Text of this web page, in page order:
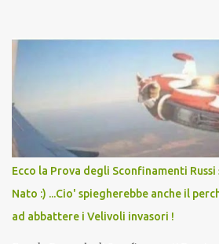
Vaccino come: l' Amaro del Capo, era
andava bene anche, a Temperatura
l'articolo per NON Dimenticare!
Ecco la Prova degli Sconfinamenti
Nato :) ...Cio' spiegherebbe anche il
ad abbattere i Velivoli invasori !